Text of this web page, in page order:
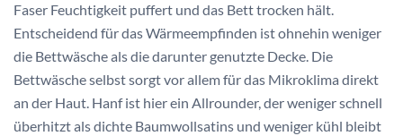
Faser Feuchtigkeit puffert und das Bett trocken hält.
Entscheidend für das Wärmeempfinden ist ohnehin weniger
die Bettwäsche als die darunter genutzte Decke. Die
Bettwäsche selbst sorgt vor allem für das Mikroklima direkt
an der Haut. Hanf ist hier ein Allrounder, der weniger schnell
überhitzt als dichte Baumwollsatins und weniger kühl bleibt